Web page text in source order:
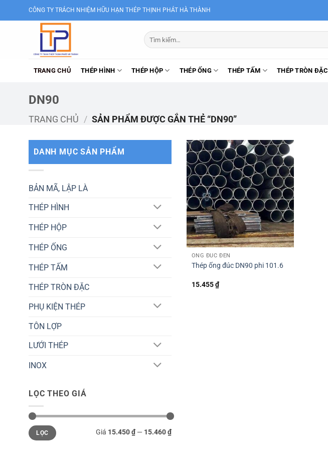
qua
CÔNG TY TRÁCH NHIỆM HỮU HẠN THÉP THỊNH PHÁT HÀ THÀNH
Tìm
kiếm:
TRANG CHỦ THÉP HÌNH THÉP HỘP THÉP ỐNG THÉP TẤM THÉP TRÒN ĐẶC
DN90
TRANG CHỦ / SẢN PHẨM ĐƯỢC GẮN THẺ “DN90”
DANH MỤC SẢN PHẨM
BẢN MÃ, LẬP LÀ
THÉP HÌNH
THÉP HỘP
THÉP ỐNG
THÉP TẤM
THÉP TRÒN ĐẶC
PHỤ KIỆN THÉP
TÔN LỢP
LƯỚI THÉP
INOX
LỌC THEO GIÁ
Giá
thấp
nhất
Giá
cao
nhất
LỌC Giá 15.450 ₫— 15.460 ₫
ỐNG ĐÚC ĐEN
Thép ống đúc DN90 phi 101.6
15.455₫